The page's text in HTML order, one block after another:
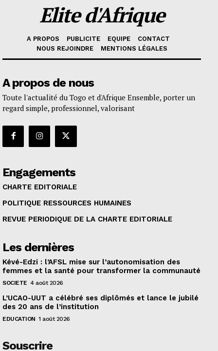
Elite d'Afrique
A PROPOS PUBLICITE EQUIPE
CONTACT
NOUS REJOINDRE
MENTIONS LÉGALES
A propos de nous
Toute l'actualité du Togo et d'Afrique Ensemble, porter un
regard simple, professionnel, valorisant
Engagements
CHARTE EDITORIALE
POLITIQUE RESSOURCES HUMAINES
REVUE PERIODIQUE DE LA CHARTE EDITORIALE
Les dernières
Kévé-Edzi : l’AFSL mise sur l’autonomisation des
femmes et la santé pour transformer la communauté
SOCIETE 4 août 2026
L’UCAO-UUT a célébré ses diplômés et lance le jubilé
des 20 ans de l’institution
EDUCATION 1 août 2026
Souscrire